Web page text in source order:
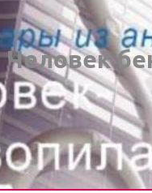
Человек